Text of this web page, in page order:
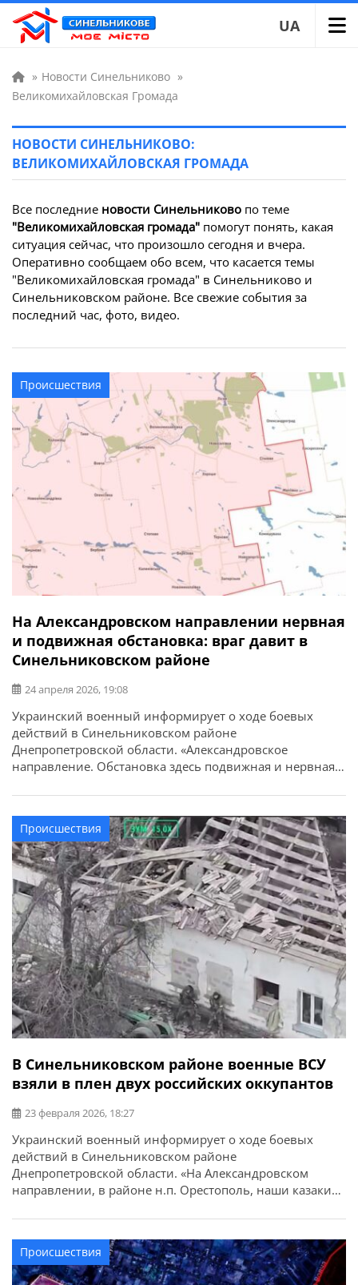
UA
» Новости Синельниково »
Великомихайловская Громада
НОВОСТИ СИНЕЛЬНИКОВО:
ВЕЛИКОМИХАЙЛОВСКАЯ ГРОМАДА
Все последние новости Синельниково по теме
"Великомихайловская громада" помогут понять, какая
ситуация сейчас, что произошло сегодня и вчера.
Оперативно сообщаем обо всем, что касается темы
"Великомихайловская громада" в Синельниково и
Синельниковском районе. Все свежие события за
последний час, фото, видео.
Происшествия
На Александровском направлении нервная
и подвижная обстановка: враг давит в
Синельниковском районе
24 апреля 2026, 19:08
Украинский военный информирует о ходе боевых
действий в Синельниковском районе
Днепропетровской области. «Александровское
направление. Обстановка здесь подвижная и нервная,
просачивание в тыл мелкими мобильными группами.
Плохая видимость + мотоциклы дают им скорость и
эффект внезапности. Это уже тактика укусов с поиском
слабых мест в нашей обороне. […]
Происшествия
В Синельниковском районе военные ВСУ
взяли в плен двух российских оккупантов
23 февраля 2026, 18:27
Украинский военный информирует о ходе боевых
действий в Синельниковском районе
Днепропетровской области. «На Александровском
направлении, в районе н.п. Орестополь, наши казаки
заблудившихся оккупанта взяты в плен. Противник
пытался просочиться, но отсидеться не получилось. На
этом же отрезке фронта 82-я ОДШБр не дает
противнику даже перевести дыхание. […]
Происшествия